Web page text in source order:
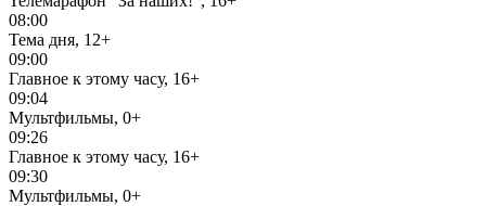
08:00
Тема дня, 12+
09:00
Главное к этому часу, 16+
09:04
Мультфильмы, 0+
09:26
Главное к этому часу, 16+
09:30
Мультфильмы, 0+